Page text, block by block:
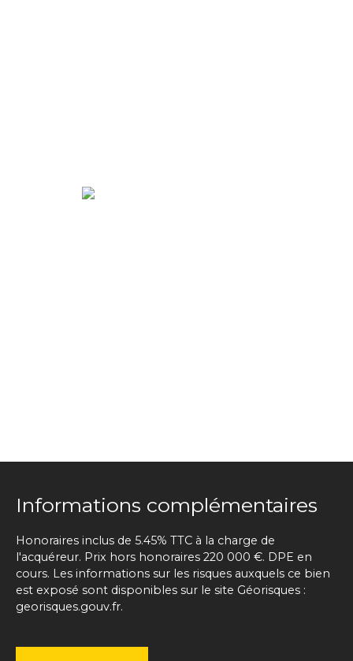
Informations complémentaires
Honoraires inclus de 5.45% TTC à la charge de
l'acquéreur. Prix hors honoraires 220 000 €. DPE en
cours. Les informations sur les risques auxquels ce bien
est exposé sont disponibles sur le site Géorisques :
georisques.gouv.fr.